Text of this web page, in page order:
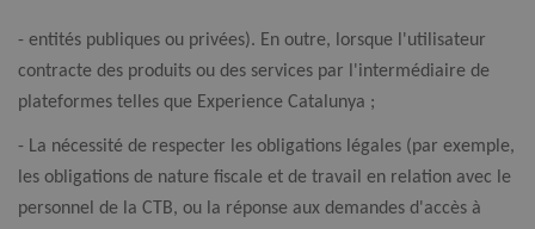
- entités publiques ou privées). En outre, lorsque l'utilisateur
contracte des produits ou des services par l'intermédiaire de
plateformes telles que Experience Catalunya ;
- La nécessité de respecter les obligations légales (par exemple,
les obligations de nature fiscale et de travail en relation avec le
personnel de la CTB, ou la réponse aux demandes d'accès à